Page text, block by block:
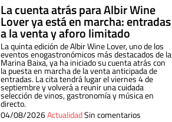
La cuenta atrás para Albir Wine
Lover ya está en marcha: entradas
a la venta y aforo limitado
La quinta edición de Albir Wine Lover, uno de los
eventos enogastronómicos más destacados de la
Marina Baixa, ya ha iniciado su cuenta atrás con
la puesta en marcha de la venta anticipada de
entradas. La cita tendrá lugar el viernes 4 de
septiembre y volverá a reunir una cuidada
selección de vinos, gastronomía y música en
directo.
04/08/2026ActualidadSin comentarios